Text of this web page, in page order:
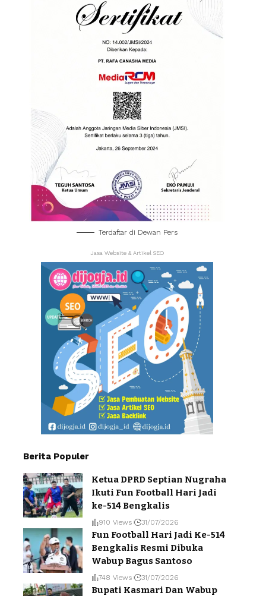
Terdaftar di Dewan Pers
Jasa Website & Artikel SEO
Berita Populer
Ketua DPRD Septian Nugraha
Ikuti Fun Football Hari Jadi
ke-514 Bengkalis
910 Views 31/07/2026
Fun Football Hari Jadi Ke-514
Bengkalis Resmi Dibuka
Wabup Bagus Santoso
748 Views 31/07/2026
Bupati Kasmari Dan Wabup